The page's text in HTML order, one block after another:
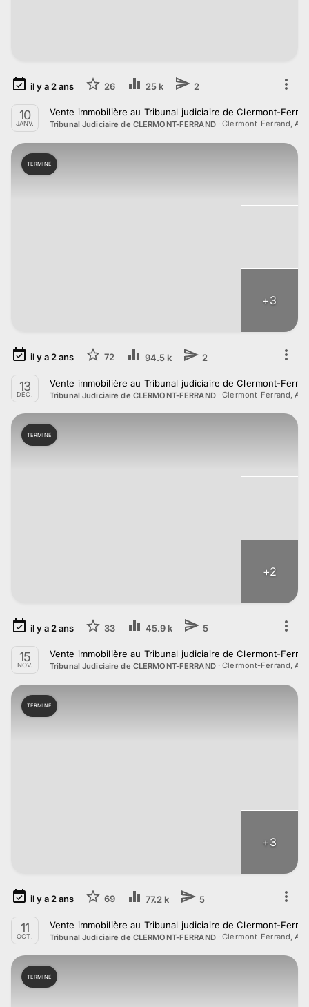
il y a 2ans 26 25 k 2
10
JANV.
Vente immobilière au Tribunal judiciaire de Clermont-
Tribunal Judiciaire de CLERMONT-FERRAND·Clermont-Ferrand,
TERMINÉ
+3
il y a 2ans 72 94.5 k 2
13
DÉC.
Vente immobilière au Tribunal judiciaire de Clermont-
Tribunal Judiciaire de CLERMONT-FERRAND·Clermont-Ferrand,
TERMINÉ
+2
il y a 2ans 33 45.9 k 5
15
NOV.
Vente immobilière au Tribunal judiciaire de Clermont-
Tribunal Judiciaire de CLERMONT-FERRAND·Clermont-Ferrand,
TERMINÉ
+3
il y a 2ans 69 77.2 k 5
11
OCT.
Vente immobilière au Tribunal judiciaire de Clermont-
Tribunal Judiciaire de CLERMONT-FERRAND·Clermont-Ferrand,
TERMINÉ